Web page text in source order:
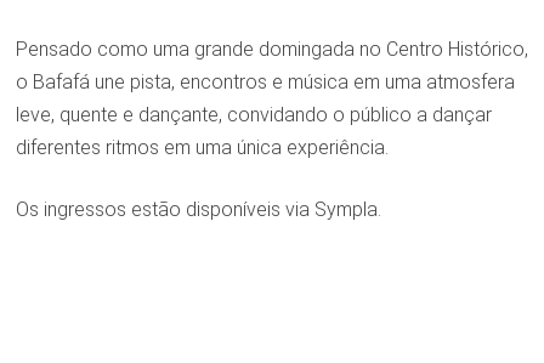
Pensado como uma grande domingada no Centro Histórico,
o Bafafá une pista, encontros e música em uma atmosfera
leve, quente e dançante, convidando o público a dançar
diferentes ritmos em uma única experiência.
Os ingressos estão disponíveis via Sympla.